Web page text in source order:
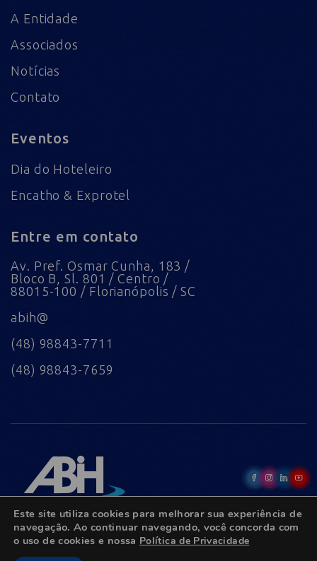
A Entidade
Associados
Notícias
Contato
Eventos
Dia do Hoteleiro
Encatho & Exprotel
Entre em contato
Av. Pref. Osmar Cunha, 183 /
Bloco B, Sl. 801 / Centro /
88015-100 / Florianópolis / SC
abih@
(48) 98843-7711
(48) 98843-7659
Este site utiliza cookies para melhorar sua experiência de
navegação. Ao continuar navegando, você concorda com
o uso de cookies e nossa Política de Privacidade